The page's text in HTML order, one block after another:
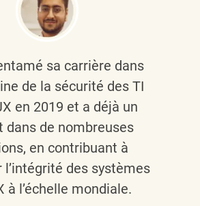
sa carrière dans
de la sécurité des TI
en 2019 et a déjà un
dans de nombreuses
en contribuant à
l’intégrité des systèmes
à l’échelle mondiale.